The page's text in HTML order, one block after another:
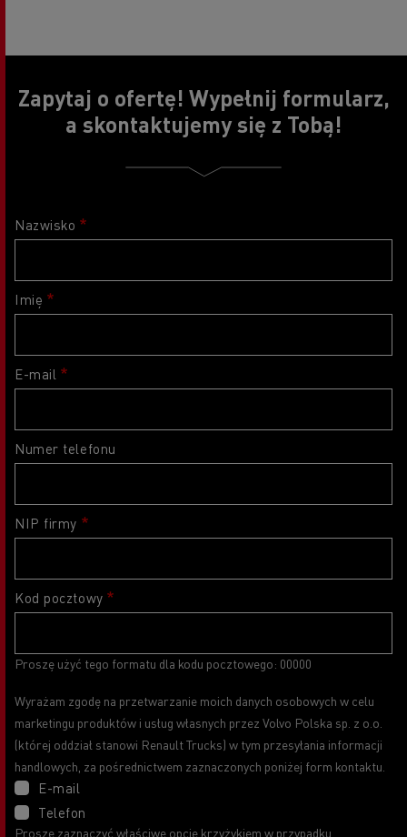
Zapytaj o ofertę! Wypełnij formularz,
a skontaktujemy się z Tobą!
Nazwisko
Imię
E-mail
Numer telefonu
NIP firmy
Kod pocztowy
Proszę użyć tego formatu dla kodu pocztowego: 00000
Wyrażam zgodę na przetwarzanie moich danych osobowych w celu
marketingu produktów i usług własnych przez Volvo Polska sp. z o.o.
(której oddział stanowi Renault Trucks) w tym przesyłania informacji
handlowych, za pośrednictwem zaznaczonych poniżej form kontaktu.
E-mail
Telefon
Proszę zaznaczyć właściwe opcje krzyżykiem w przypadku